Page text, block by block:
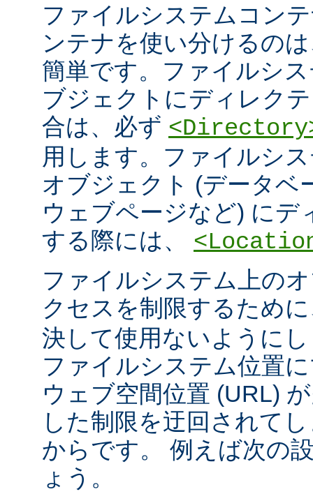
ファイルシステムコン
ンテナを使い分けるの
簡単です。ファイルシ
ブジェクトにディレク
合は、必ず
用します。ファイルシ
オブジェクト (データベ
ウェブページなど) にデ
する際には、
ファイルシステム上の
クセスを制限するため
決して使用ないように
ファイルシステム位置
ウェブ空間位置 (URL)
した制限を迂回されて
からです。 例えば次の
ょう。